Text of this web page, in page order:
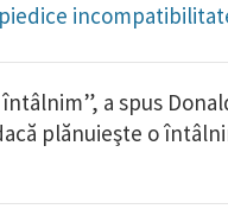
a spus
plănuieşte o